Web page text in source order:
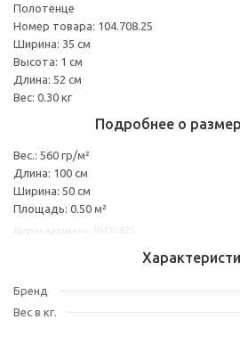
Полотенце
Номер товара: 104.708.25
Ширина: 35 см
Высота: 1 см
Длина: 52 см
Вес: 0.30 кг
Подробнее о
Вес.: 560 гр/м²
Длина: 100 см
Ширина: 50 см
Площадь: 0.50 м²
Бренд
Вес в кг.